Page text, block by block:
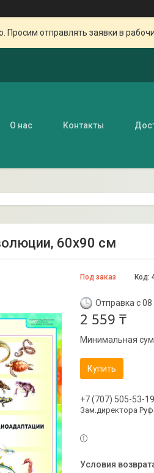
отправлять заявки в
О нас Контакты
60х90 см
Под заказ Код:
Отправка с 08
2 559 ₸
Минимальная
Купить
+7 (707) 505-53-19
Зам.директора